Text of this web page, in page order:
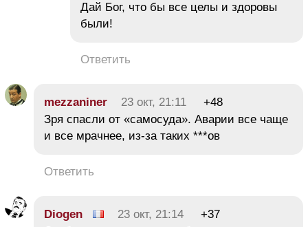
Дай Бог, что бы все целы и здоровы
были!
Ответить
mezzaniner 23 окт, 21:11
+48
Зря спасли от «самосуда». Аварии все чаще
и все мрачнее, из-за таких ***ов
Ответить
Diogen 23 окт, 21:14
+37